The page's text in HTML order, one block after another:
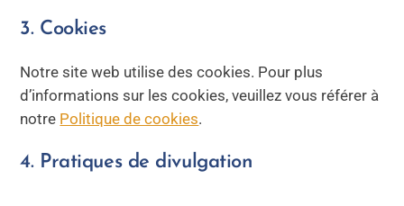
3. Cookies
Notre site web utilise des cookies. Pour plus
d’informations sur les cookies, veuillez vous référer à
notre Politique de cookies.
4. Pratiques de divulgation